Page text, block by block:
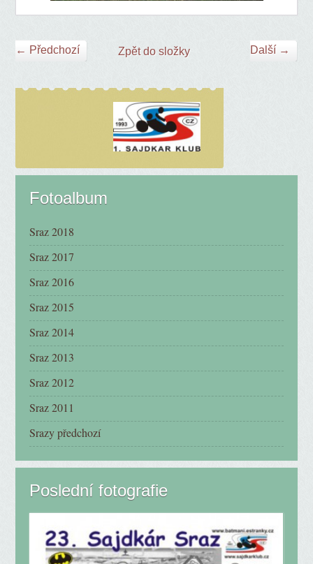
← Předchozí Další →
Zpět do složky
Fotoalbum
Sraz 2018
Sraz 2017
Sraz 2016
Sraz 2015
Sraz 2014
Sraz 2013
Sraz 2012
Sraz 2011
Srazy předchozí
Poslední fotografie